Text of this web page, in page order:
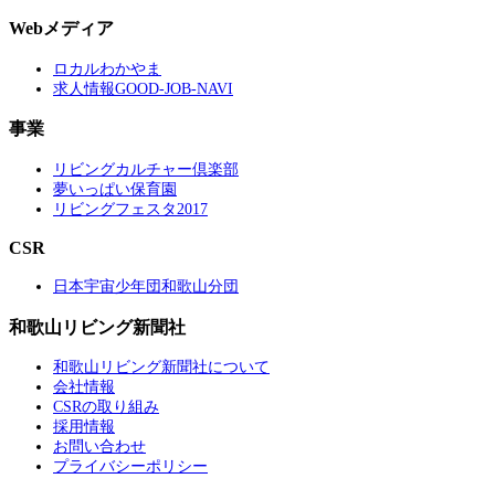
Webメディア
ロカルわかやま
求人情報GOOD-JOB-NAVI
事業
リビングカルチャー倶楽部
夢いっぱい保育園
リビングフェスタ2017
CSR
日本宇宙少年団和歌山分団
和歌山リビング新聞社
和歌山リビング新聞社について
会社情報
CSRの取り組み
採用情報
お問い合わせ
プライバシーポリシー